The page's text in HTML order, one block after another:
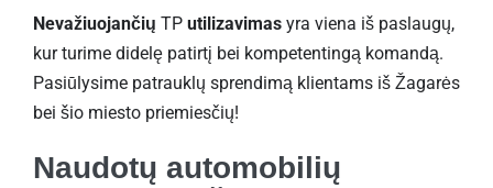
Nevažiuojančių TP utilizavimas yra viena iš paslaugų,
kur turime didelę patirtį bei kompetentingą komandą.
Pasiūlysime patrauklų sprendimą klientams iš Žagarės
bei šio miesto priemiesčių!
Naudotų automobilių